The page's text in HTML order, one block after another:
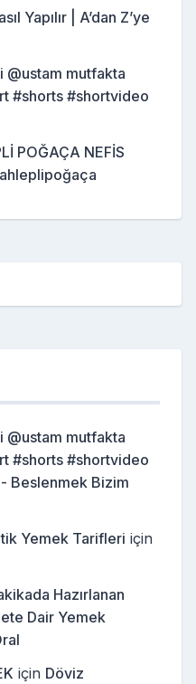
Yapılır | A’dan Z’ye
@ustam mutfakta
#shorts #shortvideo
POĞAÇA NEFİS
@ustam mutfakta
#shorts #shortvideo
Beslenmek Bizim
Yemek Tarifleri için
Hazırlanan
Dair Yemek
için Döviz